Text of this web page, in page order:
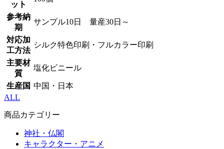
ット
参考納
期
サンプル10日 量産30日～
対応加
工方法
シルク特色印刷・フルカラー印刷
主要材
質
塩化ビニール
生産国 中国・日本
ALL
商品カテゴリー
神社・仏閣
キャラクター・アニメ